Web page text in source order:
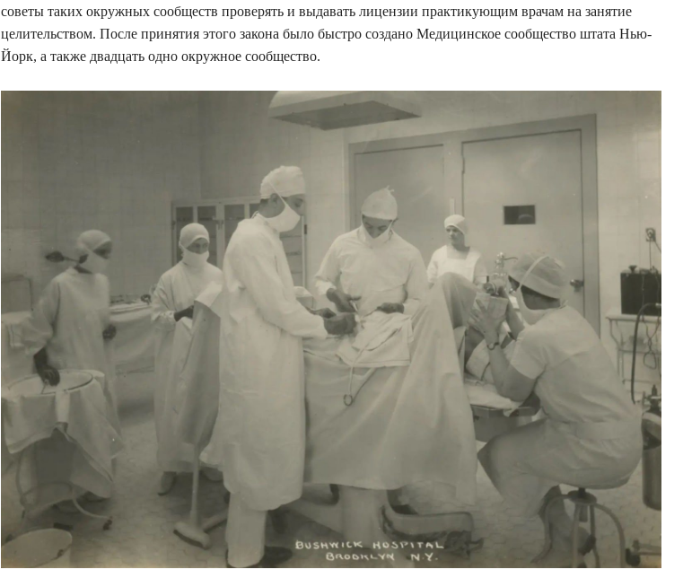
советы таких окружных сообществ проверять и выдавать лицензии практикующим врачам на занятие
целительством. После принятия этого закона было быстро создано Медицинское сообщество штата Нью-
Йорк, а также двадцать одно окружное сообщество.